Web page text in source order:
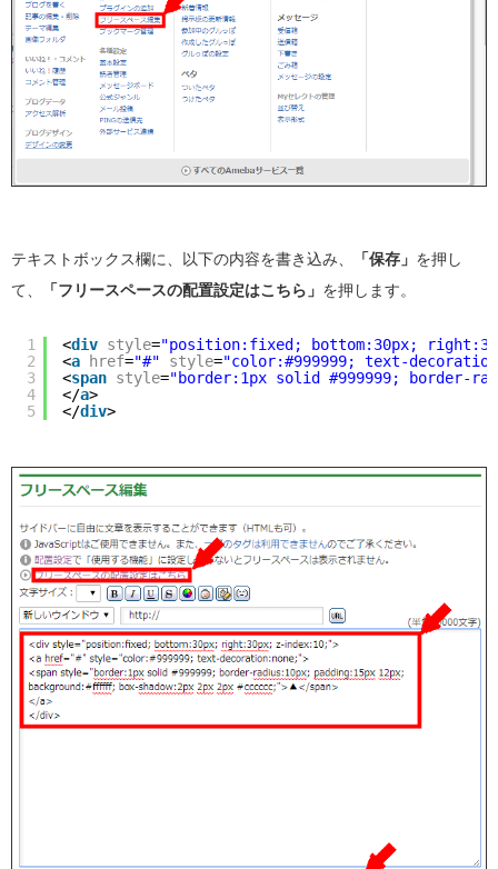
テキストボックス欄に、以下の内容を書き込み、 「保存」 を押し
て、
「フリースペースの配置設定はこちら」 を押します。
1
2
3
4
5
<div style="position:fixed; bottom:30px;
<a href="#" style="color:#999999; text-
<span style="border:1px solid #999999; border-
</a>
</div>